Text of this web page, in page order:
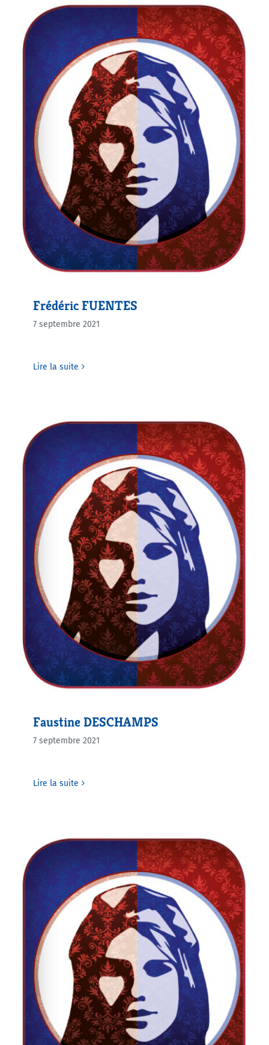
Frédéric FUENTES
7 septembre 2021
Lire la suite
Faustine DESCHAMPS
7 septembre 2021
Lire la suite